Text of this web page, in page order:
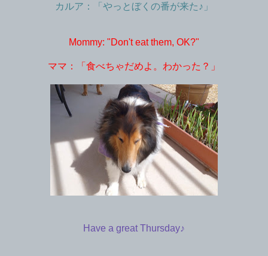
カルア：「やっとぼくの番が来た♪」
Mommy: "Don't eat them, OK?"
ママ：「食べちゃだめよ。わかった？」
Have a great Thursday♪